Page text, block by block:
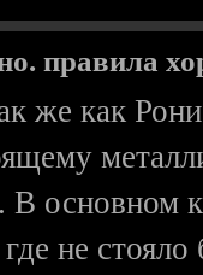
правила
же как
В основном
где не